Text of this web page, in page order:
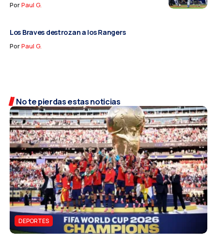
PorPaul G.
Los Braves destrozan a los Rangers
PorPaul G.
No te pierdas estas noticias
DEPORTES